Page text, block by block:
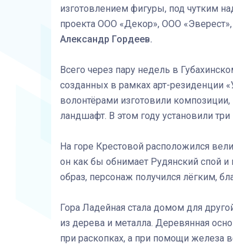
изготовлением фигуры, под чутким
проекта ООО «Декор», ООО
Александр Гордеев.
Всего через пару недель в
созданных в рамках арт-резиденции
волонтёрами изготовили
ландшафт. В этом году установили
На горе Крестовой расположился
он как бы обнимает Рудянский спой и
образ, персонаж получился лёгким,
Гора Ладейная стала домом для
из дерева и металла. Деревянная
при раскопках, а при помощи железа